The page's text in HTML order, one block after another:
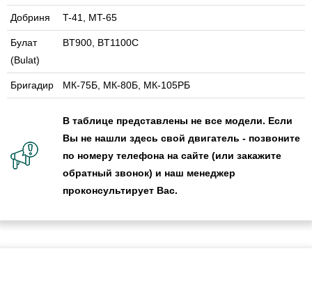
Добриня T-41, MT-65
Булат
(Bulat)
BT900, BT1100C
Бригадир МК-75Б, МК-80Б, МК-105РБ
В таблице представлены не все модели. Если
Вы не нашли здесь свой двигатель - позвоните
по номеру телефона на сайте (или закажите
обратный звонок) и наш менеджер
проконсультирует Вас.